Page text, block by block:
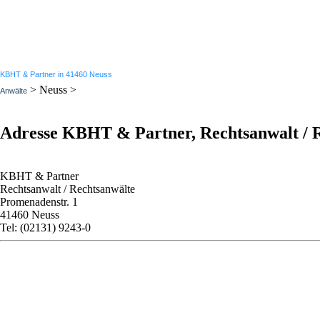
KBHT & Partner in 41460 Neuss
Anwälte > Neuss >
Adresse KBHT & Partner, Rechtsanwalt /
KBHT & Partner
Rechtsanwalt / Rechtsanwälte
Promenadenstr. 1
41460 Neuss
Tel: (02131) 9243-0